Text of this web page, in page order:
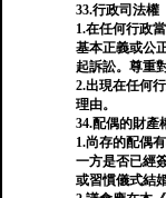
33.行政司法權
1.在任何行政
基本正義或公
起訴訟。尊重
2.出現在任何
理由。
34.配偶的財產
1.尚存的配偶
一方是否已經
或習慣儀式結婚